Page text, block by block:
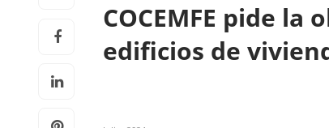
COCEMFE pide
edificios de